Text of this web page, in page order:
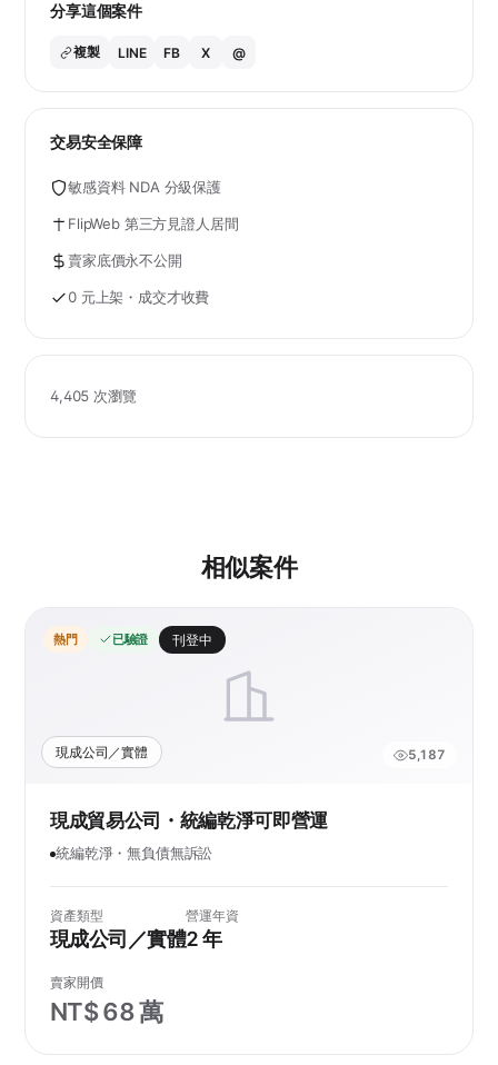
分享這個案件
複製 LINE FB X @
交易安全保障
敏感資料 NDA 分級保護
FlipWeb 第三方見證人居間
賣家底價永不公開
0 元上架・成交才收費
4,405 次瀏覽
相似案件
熱門 已驗證 刊登中
現成公司／實體 5,187
現成貿易公司・統編乾淨可即營運
統編乾淨・無負債無訴訟
資產類型
現成公司／實體
營運年資
2 年
賣家開價
NT$ 68 萬